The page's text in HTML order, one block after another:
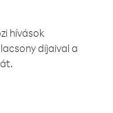
hívások
díjaival a